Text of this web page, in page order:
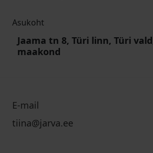
Asukoht
Jaama tn 8, Türi linn, Türi
maakond
E-mail
tiina@jarva.ee